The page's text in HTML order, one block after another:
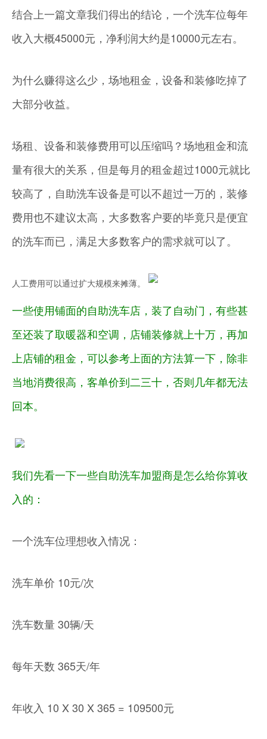
结合上一篇文章我们得出的结论，一个洗车位每年
收入大概45000元，净利润大约是10000元左右。
为什么赚得这么少，场地租金，设备和装修吃掉了
大部分收益。
场租、设备和装修费用可以压缩吗？场地租金和流
量有很大的关系，但是每月的租金超过1000元就比
较高了，自助洗车设备是可以不超过一万的，装修
费用也不建议太高，大多数客户要的毕竟只是便宜
的洗车而已，满足大多数客户的需求就可以了。
人工费用可以通过扩大规模来摊薄。
一些使用铺面的自助洗车店，装了自动门，有些甚
至还装了取暖器和空调，店铺装修就上十万，再加
上店铺的租金，可以参考上面的方法算一下，除非
当地消费很高，客单价到二三十，否则几年都无法
回本。
我们先看一下一些自助洗车加盟商是怎么给你算收
入的：
一个洗车位理想收入情况：
洗车单价 10元/次
洗车数量 30辆/天
每年天数 365天/年
年收入 10 X 30 X 365 = 109500元